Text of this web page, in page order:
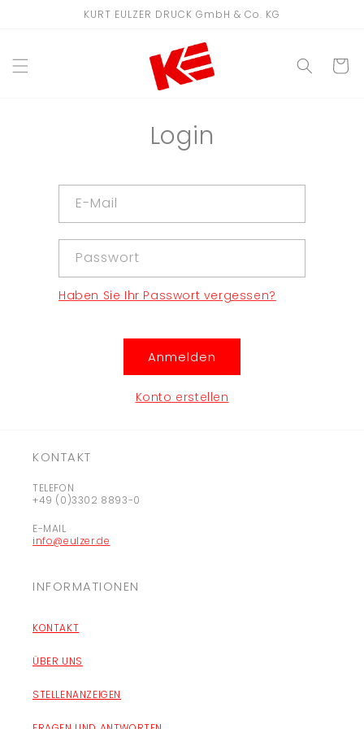
KURT EULZER DRUCK GmbH & Co. KG
Login
E-Mail
Passwort
Haben Sie Ihr Passwort vergessen?
Anmelden
Konto erstellen
KONTAKT
TELEFON
+49 (0)3302 8893-0
E-MAIL
info@eulzer.de
INFORMATIONEN
KONTAKT
ÜBER UNS
STELLENANZEIGEN